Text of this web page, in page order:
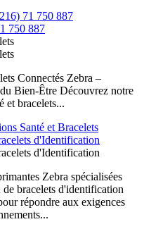
71 750 887
750 887
Connectés Zebra –
Bien-Être Découvrez notre
et bracelets...
Santé et Bracelets
d'Identification
d'Identification
Zebra spécialisées
bracelets d'identification
répondre aux exigences